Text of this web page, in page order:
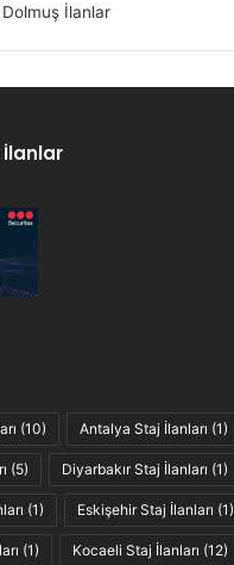
İlanlar
(10) Antalya Staj İlanları (1)
(5) Diyarbakır Staj İlanları (1)
(1) Eskişehir Staj İlanları (1)
(1) Kocaeli Staj İlanları (12)